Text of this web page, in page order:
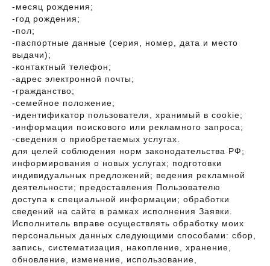
-месяц рождения;
-год рождения;
-пол;
-паспортные данные (серия, номер, дата и место
выдачи);
-контактный телефон;
-адрес электронной почты;
-гражданство;
-семейное положение;
-идентификатор пользователя, хранимый в cookie;
-информация поискового или рекламного запроса;
-сведения о приобретаемых услугах.
для целей соблюдения норм законодательства РФ;
информирования о новых услугах; подготовки
индивидуальных предложений; ведения рекламной
деятельности; предоставления Пользователю
доступа к специальной информации; обработки
сведений на сайте в рамках исполнения Заявки.
Исполнитель вправе осуществлять обработку моих
персональных данных следующими способами: сбор,
запись, систематизация, накопление, хранение,
обновление, изменение, использование,